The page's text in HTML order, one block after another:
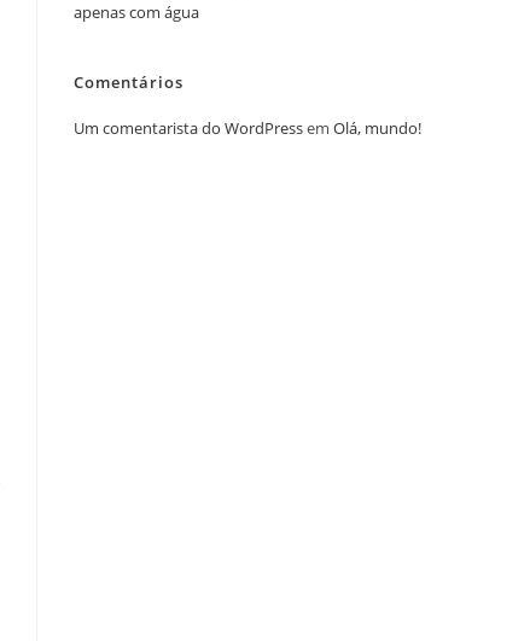
apenas com água
Comentários
Um comentarista do WordPressem Olá, mundo!